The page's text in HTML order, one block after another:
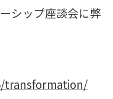
シップ座談会に弊
transformation/